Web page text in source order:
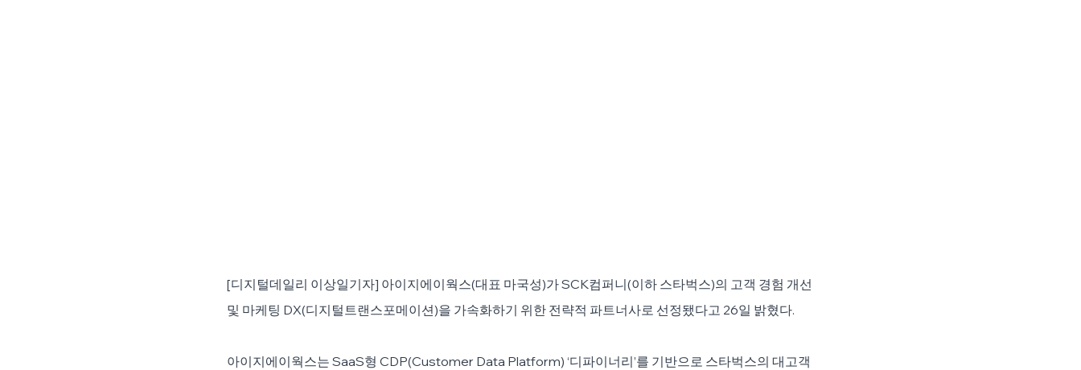
[디지털데일리 이상일기자] 아이지에이웍스(대표 마국성)가 SCK컴퍼니(이하 스타벅스)의 고객 경험 개선
및 마케팅 DX(디지털트랜스포메이션)을 가속화하기 위한 전략적 파트너사로 선정됐다고 26일 밝혔다.
아이지에이웍스는 SaaS형 CDP(Customer Data Platform) ‘디파이너리’를 기반으로 스타벅스의 대고객